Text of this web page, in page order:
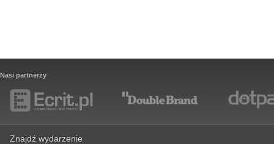
Nasi partnerzy
Znajdź wydarzenie